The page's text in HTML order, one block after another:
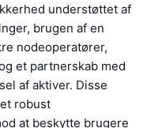
understøttet af
brugen af en
nodeoperatører,
et partnerskab med
af aktiver. Disse
robust
at beskytte brugere